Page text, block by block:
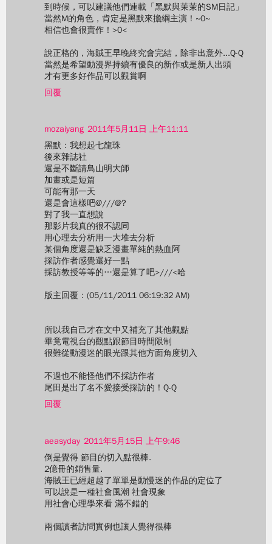
到時候，可以建議他們連載「黑默與茉茉的SM日記」
當然M的角色，肯定是黑默來擔綱主演！~0~
相信也會很賣作！>0<
說正格的，海賊王早晚終究會完結，除非出意外...Q-Q
當然是希望動漫界持續有優良的新作或是新人出頭
才有更多好作品可以觀賞啊
回覆
mozaiyang 2011年5月11日 上午11:11
黑默：我想起七龍珠
後來雜誌社
還是不斷請鳥山明大師
加畫或是短篇
可能有那一天
還是會這樣吧@///@?
對了我一直想說
那影片我真的很不認同
用心理去分析用一大堆去分析
某個角度還是缺乏漫畫單純的熱血阿
採訪作者感覺還好一點
採訪教授等等的…還是算了吧>///<哈
版主回覆：(05/11/2011 06:19:32 AM)
所以我自己才在文中又補充了其他觀點
畢竟電視台的觀點跟節目時間限制
很難從動漫迷的眼光跟其他方面角度切入
不過也不能怪他們不採訪作者
尾田是出了名不愛接受採訪的！Q-Q
回覆
aeasyday 2011年5月15日 上午9:46
倒是覺得 節目的切入點很棒.
2億冊的銷售量.
海賊王已經超越了單單是動慢迷的作品的定位了
可以說是一種社會風潮 社會現象
用社會心理學來看 滿不錯的
兩個讀者訪問實例也讓人覺得很棒